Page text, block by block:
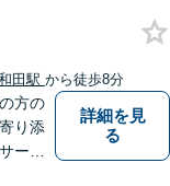
弁護
全個
田駅 から徒歩8分
方の
り添
ービ
詳細を見
る